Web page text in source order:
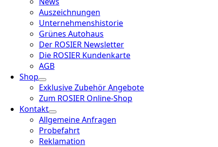
Auszeichnungen
Unternehmenshistorie
Grünes Autohaus
Der ROSIER Newsletter
Die ROSIER Kundenkarte
AGB
Shop
Exklusive Zubehör Angebote
Zum ROSIER Online-Shop
Kontakt
Allgemeine Anfragen
Probefahrt
Reklamation